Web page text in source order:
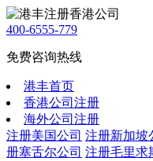
400-6555-779
免费咨询热线
港丰首页
香港公司注册
海外公司注册
注册美国公司 注册新加坡
册塞舌尔公司 注册毛里求